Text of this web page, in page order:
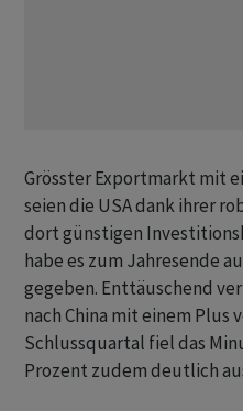
Grösster Exportmarkt mit
seien die USA dank ihrer
dort günstigen
habe es zum Jahresende
gegeben. Enttäuschend
nach China mit einem Plus
Schlussquartal fiel das
Prozent zudem deutlich